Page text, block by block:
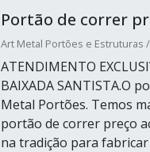
Portão de correr
Art Metal Portões e Estruturas /
ATENDIMENTO
BAIXADA SANTISTA.O
Metal Portões. Temos
portão de correr preço
na tradição para